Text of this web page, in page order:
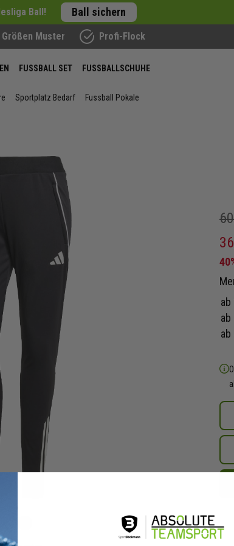
Ball! Ball sichern
Größen Muster Profi-Flock
FUSSBALL SET FUSSBALLSCHUHE
Sportplatz Bedarf Fussball Pokale
ab
ab